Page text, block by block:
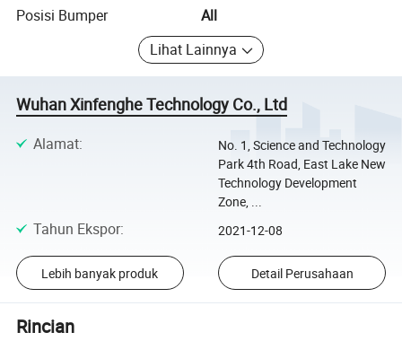
Posisi Bumper
All
Lihat Lainnya
Wuhan Xinfenghe Technology Co., Ltd
Alamat:
No. 1, Science and Technology
Park 4th Road, East Lake New
Technology Development
Zone, ...
Tahun Ekspor: 2021-12-08
Lebih banyak produk Detail Perusahaan
Rincian